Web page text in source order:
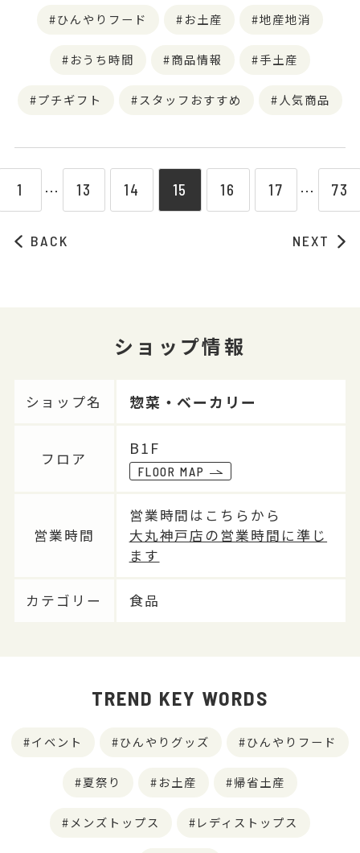
ひんやりフード お土産 地産地消
おうち時間 商品情報 手土産
プチギフト スタッフおすすめ 人気商品
BACK
1 ⋯ 13 14 15 16 17 ⋯ 73
NEXT
ショップ情報
ショップ名 惣菜・ベーカリー
フロア
B1F
FLOOR MAP
営業時間
営業時間はこちらから
大丸神戸店の営業時間に準じ
ます
カテゴリー 食品
TREND KEY WORDS
イベント ひんやりグッズ ひんやりフード
夏祭り お土産 帰省土産
メンズトップス レディストップス